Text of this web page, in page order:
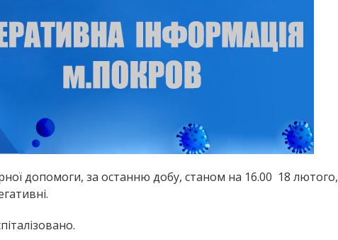
допомоги, за останню добу, станом на 16.00 18 лютого,